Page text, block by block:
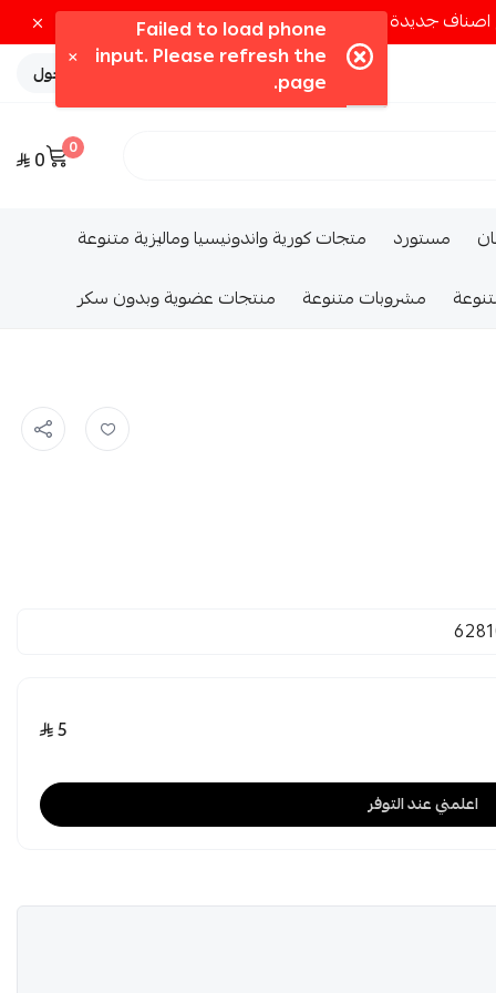
تسجيل الدخول
0
0
مستورد
متجات كورية واندونيسيا وماليزية متنوعة
مشروبات متنوعة منتجات عضوية وبدون سكر
5
اعلمني عند التوفر